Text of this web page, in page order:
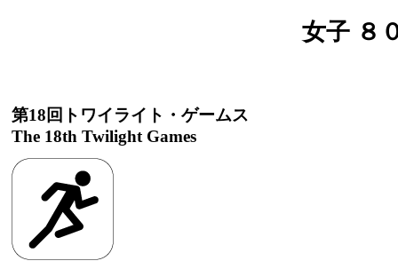
女子 ８
第18回トワイライト・ゲームス
The 18th Twilight Games